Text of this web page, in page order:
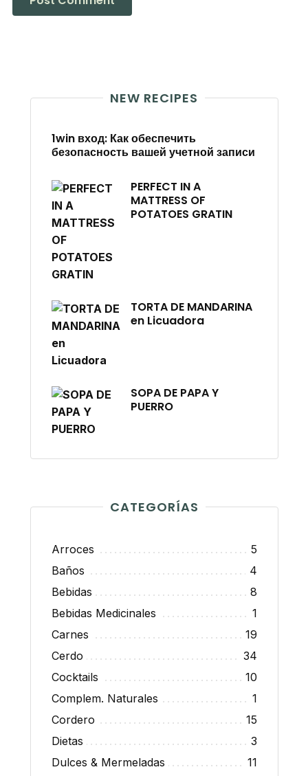
NEW RECIPES
1win вход: Как обеспечить
безопасность вашей учетной записи
PERFECT IN A
MATTRESS OF
POTATOES GRATIN
TORTA DE MANDARINA
en Licuadora
SOPA DE PAPA Y
PUERRO
CATEGORÍAS
Arroces
5
Baños
4
Bebidas
8
Bebidas Medicinales
1
Carnes
19
Cerdo
34
Cocktails
10
Complem. Naturales
1
Cordero
15
Dietas
3
Dulces & Mermeladas
11